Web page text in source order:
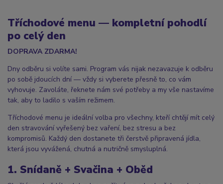
Tříchodové menu — kompletní pohodlí
po celý den
DOPRAVA ZDARMA!
Dny odběru si volíte sami. Program vás nijak nezavazuje k odběru
po sobě jdoucích dní — vždy si vyberete přesně to, co vám
vyhovuje. Zavoláte, řeknete nám své potřeby a my vše nastavíme
tak, aby to ladilo s vaším režimem.
Tříchodové menu je ideální volba pro všechny, kteří chtějí mít celý
den stravování vyřešený bez vaření, bez stresu a bez
kompromisů. Každý den dostanete tři čerstvě připravená jídla,
která jsou vyvážená, chutná a nutričně smysluplná.
1. Snídaně + Svačina + Oběd